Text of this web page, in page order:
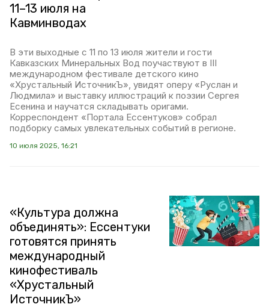
11–13 июля на
Кавминводах
В эти выходные с 11 по 13 июля жители и гости
Кавказских Минеральных Вод поучаствуют в III
международном фестивале детского кино
«Хрустальный ИсточникЪ», увидят оперу «Руслан и
Людмила» и выставку иллюстраций к поэзии Сергея
Есенина и научатся складывать оригами.
Корреспондент «Портала Ессентуков» собрал
подборку самых увлекательных событий в регионе.
10 июля 2025, 16:21
«Культура должна
объединять»: Ессентуки
готовятся принять
международный
кинофестиваль
«Хрустальный
ИсточникЪ»